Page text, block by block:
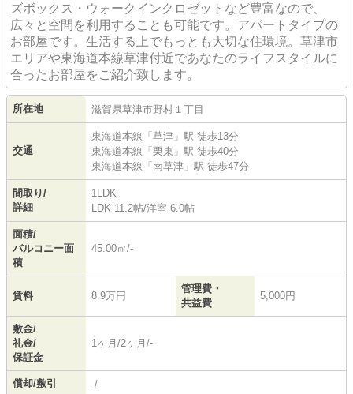
ズボックス・ウォークインクロゼットなど豊富なので、
広々と空間を利用することも可能です。アパートタイプの
お部屋です。生活する上でもっとも大切な住環境。草津市
エリアや東海道本線草津付近であなたのライフスタイルに
合ったお部屋をご紹介致します。
所在地 滋賀県草津市野村 １丁目
交通
東海道本線 「 草津 」駅 徒歩13分
東海道本線 「 栗東 」駅 徒歩40分
東海道本線 「 南草津 」駅 徒歩47分
間取り/
詳細
1LDK
LDK 11.2帖/洋室 6.0帖
面積/
バルコニー面
積
45.00㎡/-
賃料 8.9万円
管理費・
共益費
5,000円
敷金/
礼金/
保証金
1ヶ月/2ヶ月/-
償却/敷引 -/-